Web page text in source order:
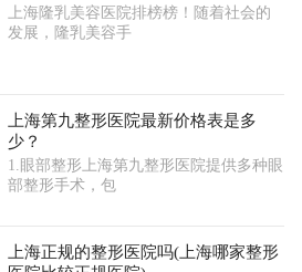
上海隆乳美容医院排榜榜！随着社会的
发展，隆乳美容手
上海第九整形医院最新价格表是多
少？
1.眼部整形上海第九整形医院提供多种眼
部整形手术，包
上海正规的整形医院吗(上海哪家整形